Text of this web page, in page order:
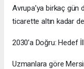
Avrupa’ya birkaç gün
ticarette altın kadar
2030’a Doğru: Hedef
Uzmanlara göre